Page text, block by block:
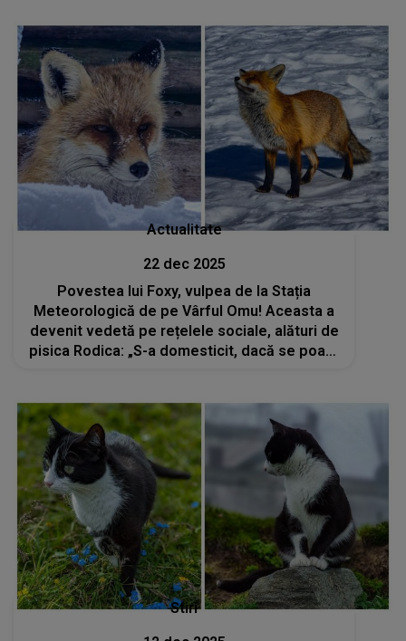
Actualitate
22 dec 2025
Povestea lui Foxy, vulpea de la Stația
Meteorologică de pe Vârful Omu! Aceasta a
devenit vedetă pe rețelele sociale, alături de
pisica Rodica: „S-a domesticit, dacă se poate
Stiri